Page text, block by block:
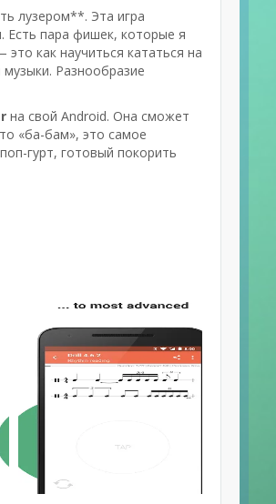
лузером**. Эта игра
Есть пара фишек, которые я
как научиться кататься на
Разнообразие
на свой Android. Она сможет
«ба-бам», это самое
гурт, готовый покорить